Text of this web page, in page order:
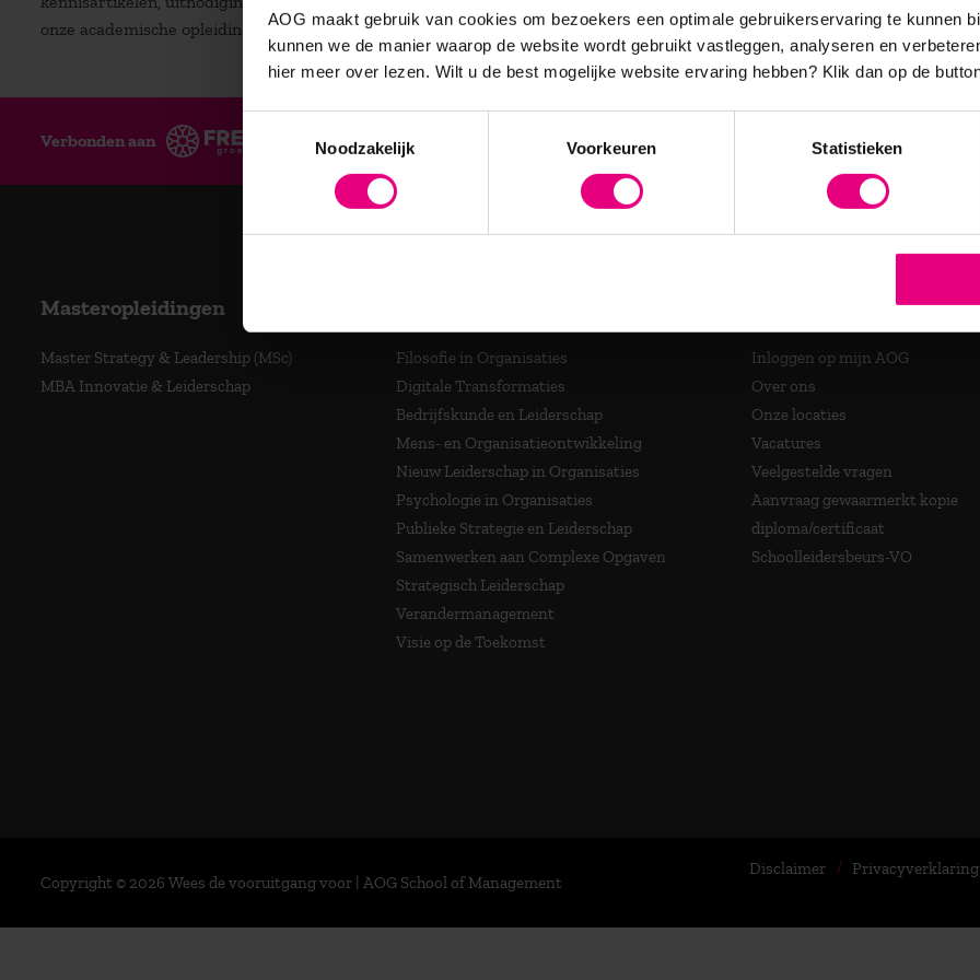
AOG maakt gebruik van cookies om bezoekers een optimale gebruikerservaring te kunnen
kunnen we de manier waarop de website wordt gebruikt vastleggen, analyseren en
hier meer over lezen. Wilt u de best mogelijke website ervaring hebben? Klik dan op de
Noodzakelijk
Voorkeuren Statistieken
onze academische opleidingen.
Verbonden aan Geaccrediteerde opleidingen
Masteropleidingen
Master Strategy & Leadership (MSc)
MBA Innovatie & Leiderschap
Filosofie in Organisaties
Digitale Transformaties
Bedrijfskunde en Leiderschap
Mens- en Organisatieontwikkeling
Nieuw Leiderschap in Organisaties
Psychologie in Organisaties
Publieke Strategie en Leiderschap
Samenwerken aan Complexe Opgaven
Strategisch Leiderschap
Verandermanagement
Visie op de Toekomst
Inloggen op mijn AOG
Over ons
Onze locaties
Vacatures
Veelgestelde vragen
Aanvraag gewaarmerkt kopie
diploma/certificaat
Schoolleidersbeurs-VO
Copyright © 2026 Wees de vooruitgang voor | AOG School of Management
Disclaimer Privacyverklaring